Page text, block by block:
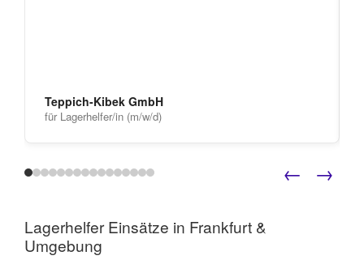
Teppich-Kibek GmbH
für Lagerhelfer/in (m/w/d)
← →
Lagerhelfer Einsätze in Frankfurt &
Umgebung